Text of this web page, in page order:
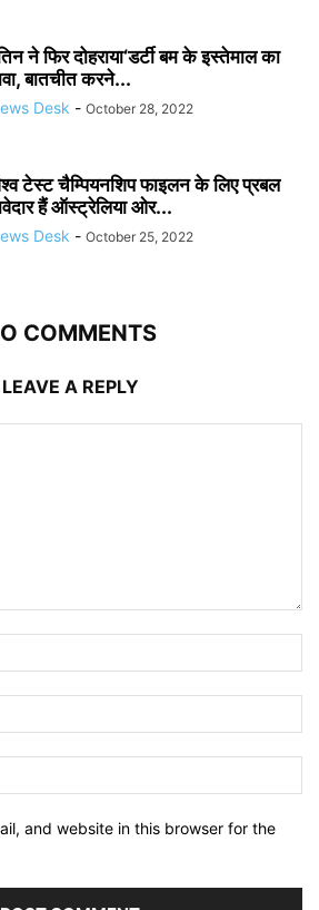
ने फिर दोहराया‘डर्टी बम के इस्तेमाल का
बातचीत करने...
Desk - October 28, 2022
टेस्ट चैम्पियनशिप फाइलन के लिए प्रबल
हैं ऑस्ट्रेलिया ओर...
Desk - October 25, 2022
COMMENTS
LEAVE A REPLY
and website in this browser for the